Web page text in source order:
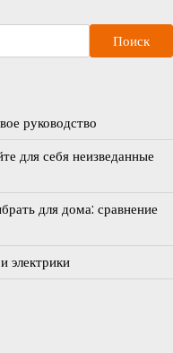
Поиск
руководство
для себя неизведанные
для дома: сравнение
электрики